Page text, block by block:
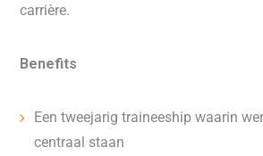
carrière.
Benefits
Een tweejarig traineeship waarin
centraal staan